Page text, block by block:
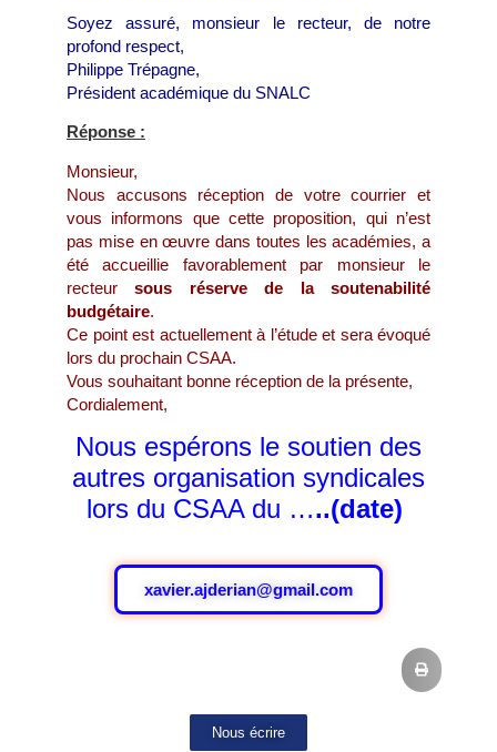
Soyez assuré, monsieur le recteur, de notre
profond respect,
Philippe Trépagne,
Président académique du SNALC
Réponse :
Monsieur,
Nous accusons réception de votre courrier et
vous informons que cette proposition, qui n’est
pas mise en œuvre dans toutes les académies, a
été accueillie favorablement par monsieur le
recteursous réserve de la soutenabilité
budgétaire.
Ce point est actuellement à l’étude et sera évoqué
lors du prochain CSAA.
Vous souhaitant bonne réception de la présente,
Cordialement,
Nous espérons le soutien des
autres organisation syndicales
lors du CSAA du …..(date)
xavier.ajderian@gmail.com
Nous écrire